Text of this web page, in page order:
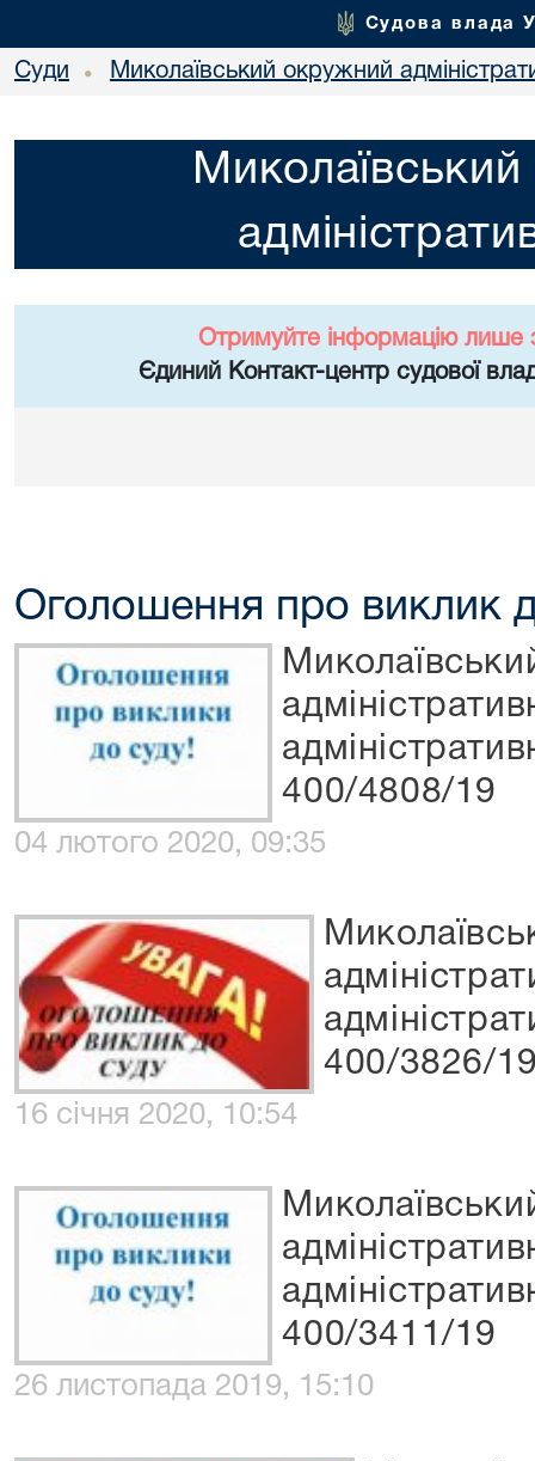
Судова влада
Суди • Миколаївський окружний
Отримуйте інформацію лише
Єдиний Контакт-центр судової
Оголошення про виклик
400/4808/19
04 лютого 2020, 09:35
400/3826/
16 січня 2020, 10:54
400/3411/19
26 листопада 2019, 15:10